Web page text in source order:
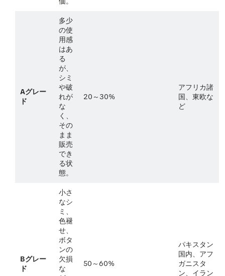
Aグレー
ド
多少
の使
用感
はあ
る
が、
シミ
や破
れが
な
く、
その
まま
販売
でき
る状
態。
20～30%
アフリカ諸
国、東欧な
ど
Bグレー
ド
小さ
なシ
ミ、
色褪
せ、
ボタ
ンの
欠損
な
50～60%
パキスタン
国内、アフ
ガニスタ
ン、イラン